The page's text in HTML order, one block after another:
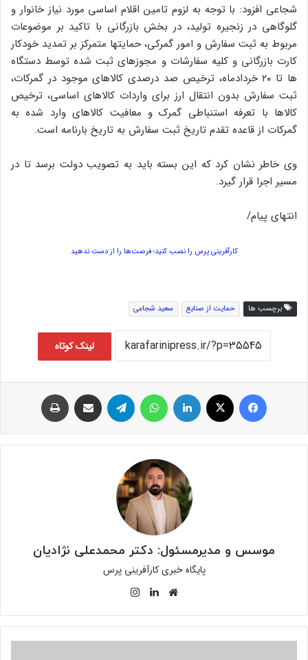
شجاعی افزود: با توجه به لزوم تامین اقلام اساسی مورد نیاز خانوار و
گلوگاهی در زنجیره تولید، در بخش بازرگانی با تاکید بر موضوعات
مربوط به ثبت سفارش و امور گمرکی، حمایتها متمرکز بر تمدید خودکار
کارت بازرگانی و کلیه سفارشات و مجوزهای ثبت شده توسط دستگاه
ها تا ۲۰ خردادماه، ترخیص صد درصدی کالاهای موجود در گمرکات،
ثبت سفارش بدون انتقال ارز برای واردات کالاهای اساسی، ترخیص
کالاها با تعرفه استنباطی گمرک و معافیت کالاهای وارد شده به
گمرکات از قاعده تقدم تاریخ ثبت سفارش به تاریخ بارنامه است.
وی خاطر نشان کرد که این بسته باید به تصویب دولت برسد تا در
مسیر اجرا قرار گیرد.
انتهای پیام/
کارآفرینی پرس را نصب کنید؛ فرصت‌ها را از دست ندهید
برچسب ها حمایت از صنایع سعید شجاعی
لینک کوتاه
فیس بوک لینکدین تلگرام اشتراک گذاری از طریق ایمیل
موسس و مدیرمسئول: دکتر محمدعلی نژادیان
پایگاه خبری کارآفرینی پرس
وبسایتلینکدین